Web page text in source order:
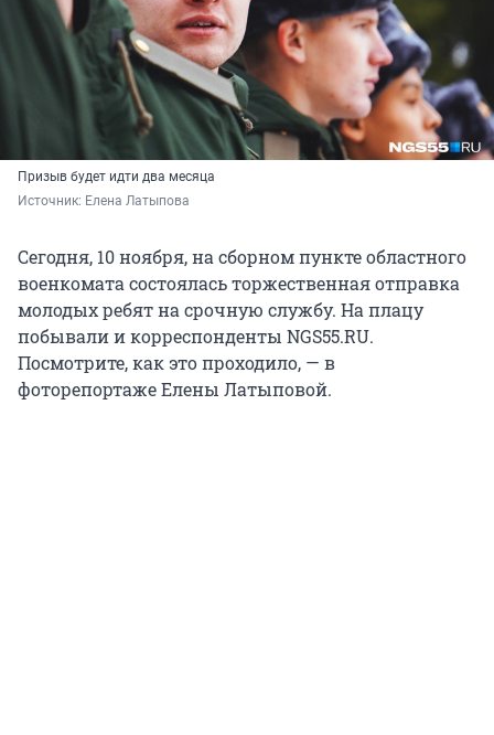
Призыв будет идти два месяца
Источник: Елена Латыпова
Сегодня, 10 ноября, на сборном пункте областного
военкомата состоялась торжественная отправка
молодых ребят на срочную службу. На плацу
побывали и корреспонденты NGS55.RU.
Посмотрите, как это проходило, — в
фоторепортаже Елены Латыповой.